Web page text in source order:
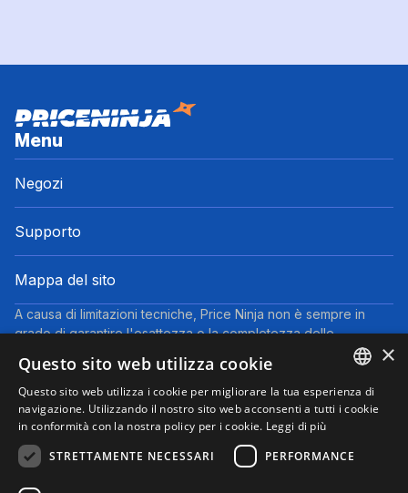
Menu
Negozi
Supporto
Mappa del sito
A causa di limitazioni tecniche, Price Ninja non è sempre in
grado di garantire l'esattezza o la completezza delle
informazioni fornite dai negozi. Pertanto, a causa della natura
delle attività di Price Ninja, in caso di divergenze tra le
informazioni visualizzate su Price Ninja e quelle presenti sul
sito web del negozio, faranno fede queste ultime. I prezzi
indicati includono tutte le tasse, ad eccezione dei veicoli nuovi
(prezzi IVA inclusa, escluse spese di spedizione).
Questo sito partecipa al Programma Partner di eBay. Potremmo
ricevere una commissione per gli acquisti idonei effettuati
ENGLISH
×
Questo sito web utilizza cookie
Questo sito web utilizza i cookie per migliorare la tua esperienza di
navigazione. Utilizzando il nostro sito web acconsenti a tutti i cookie
in conformità con la nostra policy per i cookie. Leggi di più
STRETTAMENTE NECESSARI
PERFORMANCE